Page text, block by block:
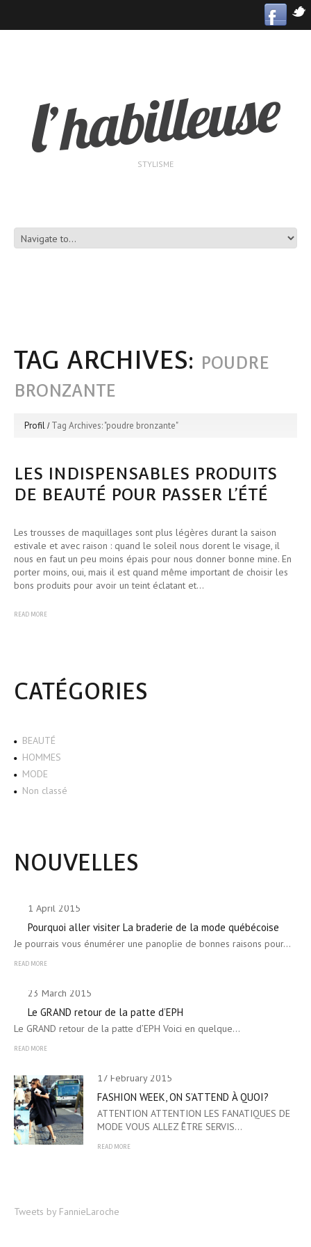
STYLISME
TAG ARCHIVES: POUDRE
BRONZANTE
Profil Tag Archives: "poudre bronzante"
LES INDISPENSABLES PRODUITS
DE BEAUTÉ POUR PASSER L’ÉTÉ
Les trousses de maquillages sont plus légères durant la saison
estivale et avec raison : quand le soleil nous dorent le visage, il
nous en faut un peu moins épais pour nous donner bonne mine. En
porter moins, oui, mais il est quand même important de choisir les
bons produits pour avoir un teint éclatant et…
READ MORE
CATÉGORIES
BEAUTÉ
HOMMES
MODE
Non classé
NOUVELLES
1 April 2015
Pourquoi aller visiter La braderie de la mode québécoise
Je pourrais vous énumérer une panoplie de bonnes raisons pour…
READ MORE
23 March 2015
Le GRAND retour de la patte d’EPH
Le GRAND retour de la patte d’EPH Voici en quelque…
READ MORE
17 February 2015
FASHION WEEK, ON S’ATTEND À QUOI?
ATTENTION ATTENTION LES FANATIQUES DE
MODE VOUS ALLEZ ÊTRE SERVIS…
READ MORE
Tweets by FannieLaroche